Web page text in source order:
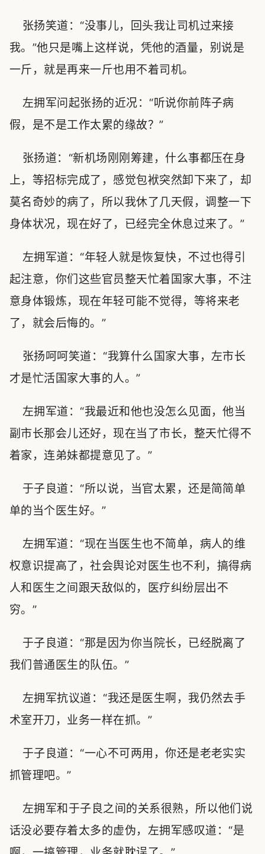
张扬笑道：“没事儿，回头我让司机过来接
我。”他只是嘴上这样说，凭他的酒量，别说是
一斤，就是再来一斤也用不着司机。
左拥军问起张扬的近况：“听说你前阵子病
假，是不是工作太累的缘故？”
张扬道：“新机场刚刚筹建，什么事都压在身
上，等招标完成了，感觉包袱突然卸下来了，却
莫名奇妙的病了，所以我休了几天假，调整一下
身体状况，现在好了，已经完全休息过来了。”
左拥军道：“年轻人就是恢复快，不过也得引
起注意，你们这些官员整天忙着国家大事，不注
意身体锻炼，现在年轻可能不觉得，等将来老
了，就会后悔的。”
张扬呵呵笑道：“我算什么国家大事，左市长
才是忙活国家大事的人。”
左拥军道：“我最近和他也没怎么见面，他当
副市长那会儿还好，现在当了市长，整天忙得不
着家，连弟妹都提意见了。”
于子良道：“所以说，当官太累，还是简简单
单的当个医生好。”
左拥军道：“现在当医生也不简单，病人的维
权意识提高了，社会舆论对医生也不利，搞得病
人和医生之间跟天敌似的，医疗纠纷层出不
穷。”
于子良道：“那是因为你当院长，已经脱离了
我们普通医生的队伍。”
左拥军抗议道：“我还是医生啊，我仍然去手
术室开刀，业务一样在抓。”
于子良道：“一心不可两用，你还是老老实实
抓管理吧。”
左拥军和于子良之间的关系很熟，所以他们说
话没必要存着太多的虚伪，左拥军感叹道：“是